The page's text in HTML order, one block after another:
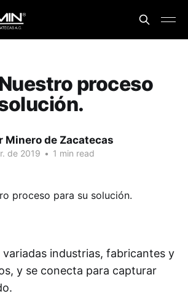
proceso
Minero de Zacatecas
de 2019 • 1 min read
variadas industrias, fabricantes y
y se conecta para capturar